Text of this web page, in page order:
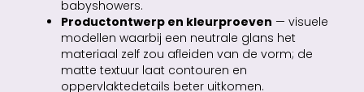
babyshowers.
Productontwerp en kleurproeven — visuele
modellen waarbij een neutrale glans het
materiaal zelf zou afleiden van de vorm; de
matte textuur laat contouren en
oppervlaktedetails beter uitkomen.